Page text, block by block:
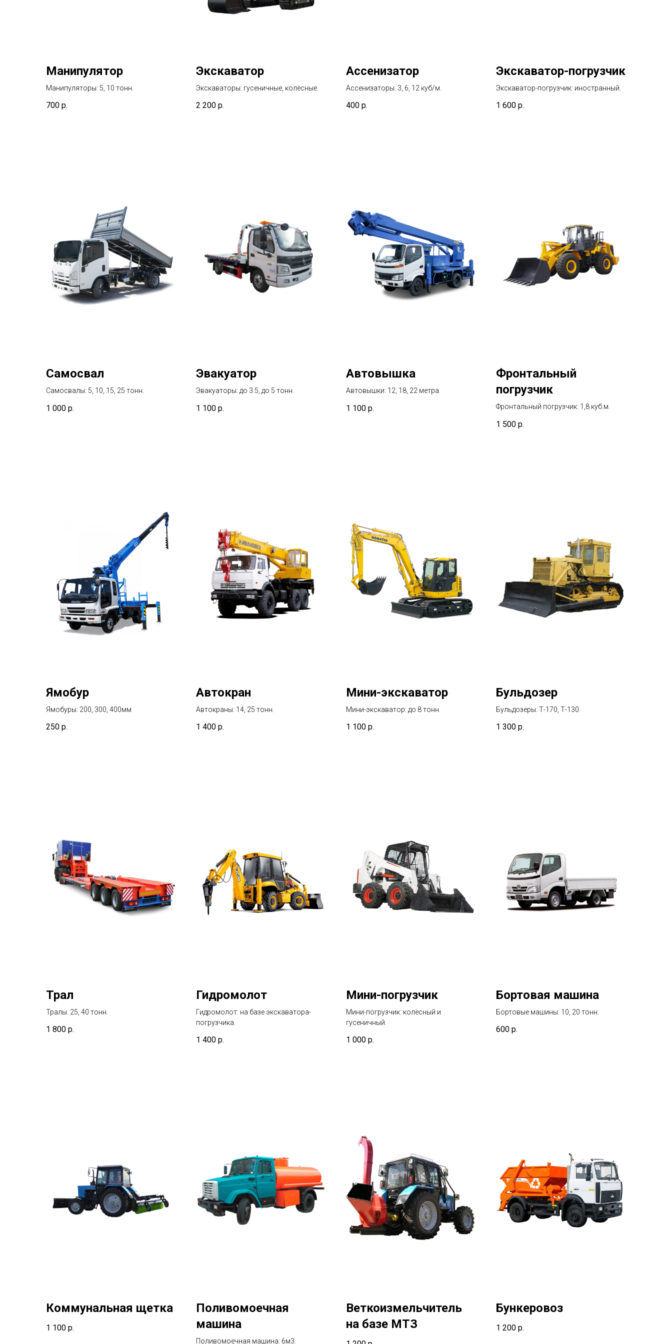
Манипулятор
Манипуляторы: 5, 10 тонн.
700 р.
Экскаватор
Экскаваторы: гусеничные, колёсные.
2 200 р.
Ассенизатор
Ассенизаторы: 3, 6, 12 куб/м.
400 р.
Экскаватор-погрузчик
Экскаватор-погрузчик: иностранный.
1 600 р.
Самосвал
Самосвалы: 5, 10, 15, 25 тонн.
1 000 р.
Эвакуатор
Эвакуаторы: до 3.5, до 5 тонн.
1 100 р.
Автовышка
Автовышки: 12, 18, 22 метра.
1 100 р.
Фронтальный
погрузчик
Фронтальный погрузчик: 1,8 куб.м.
1 500 р.
Ямобур
Ямобуры: 200, 300, 400мм
250 р.
Автокран
Автокраны: 14, 25 тонн.
1 400 р.
Мини-экскаватор
Мини-экскаватор: до 8 тонн.
1 100 р.
Бульдозер
Бульдозеры: Т-170, Т-130.
1 300 р.
Трал
Тралы: 25, 40 тонн.
1 800 р.
Гидромолот
Гидромолот: на базе экскаватора-
погрузчика.
1 400 р.
Мини-погрузчик
Мини-погрузчик: колёсный и
гусеничный.
1 000 р.
Бортовая машина
Бортовые машины: 10, 20 тонн.
600 р.
Коммунальная щетка
1 100 р.
Поливомоечная
машина
Поливомоечная машина: 6м3.
Веткоизмельчитель
на базе МТЗ
Бункеровоз
1 200 р.